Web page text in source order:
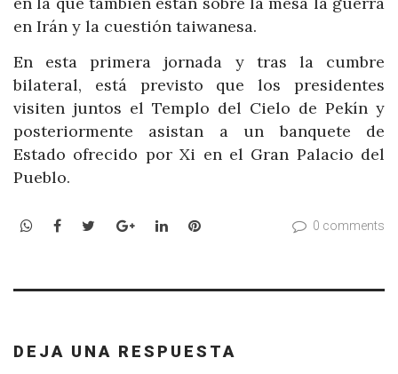
en Irán y la cuestión taiwanesa.
En esta primera jornada y tras la cumbre
bilateral, está previsto que los presidentes
visiten juntos el Templo del Cielo de Pekín y
posteriormente asistan a un banquete de
Estado ofrecido por Xi en el Gran Palacio del
Pueblo.
WhatsApp
Facebook
TwitterGoogle+LinkedInPinterest 0 comments
DEJA UNA RESPUESTA